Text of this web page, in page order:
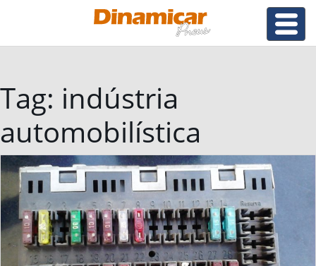
Tag: indústria
automobilística